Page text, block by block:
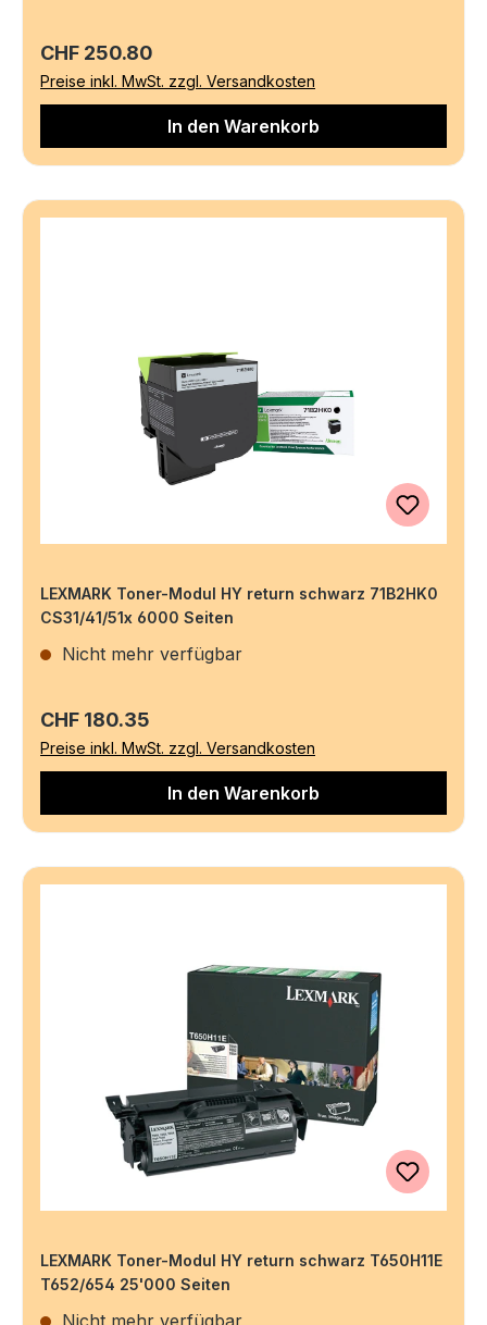
Regulärer Preis:
CHF 250.80
Preise inkl. MwSt. zzgl. Versandkosten
In den Warenkorb
LEXMARK Toner-Modul HY return schwarz 71B2HK0
CS31/41/51x 6000 Seiten
Nicht mehr verfügbar
Regulärer Preis:
CHF 180.35
Preise inkl. MwSt. zzgl. Versandkosten
In den Warenkorb
LEXMARK Toner-Modul HY return schwarz T650H11E
T652/654 25'000 Seiten